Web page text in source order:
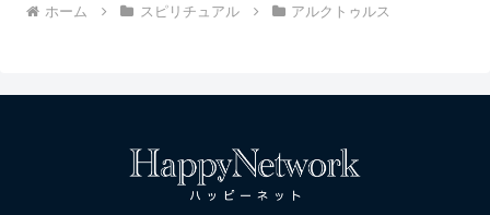
ホーム スピリチュアル アルクトゥルス